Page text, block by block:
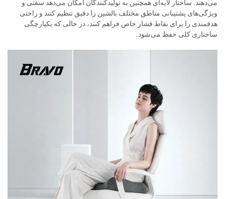
می‌دهند. ساختار لایه‌ای همچنین به تولیدکنندگان امکان می‌دهد سفتی و
ویژگی‌های پشتیبانی مناطق مختلف بالشین را دقیق تنظیم کنند و راحتی
هدفمندی را برای نقاط فشار خاص فراهم کنند، در حالی که یکپارچگی
ساختاری کلی حفظ می‌شود.